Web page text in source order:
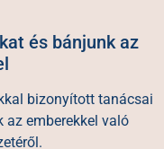
és bánjunk az
bizonyított tanácsai
az emberekkel való